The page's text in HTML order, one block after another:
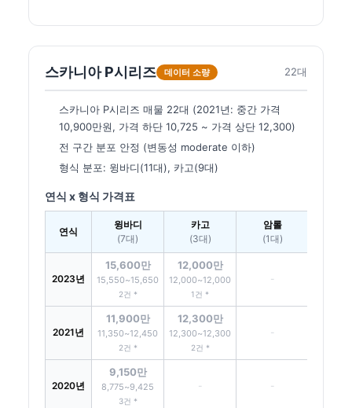
스카니아 P시리즈 데이터 소량 22대
스카니아 P시리즈 매물 22대 (2021년: 중간 가격
10,900만원, 가격 하단 10,725 ~ 가격 상단 12,300)
전 구간 분포 안정 (변동성 moderate 이하)
형식 분포: 윙바디(11대), 카고(9대)
연식 x 형식 가격표
연식
윙바디
(7대)
카고
(3대)
암롤
(1대)
2023년
15,600만
15,550~15,650
2건 *
12,000만
12,000~12,000
1건 *
-
2021년
11,900만
11,350~12,450
2건 *
12,300만
12,300~12,300
2건 *
-
2020년
9,150만
8,775~9,425
3건 *
- -